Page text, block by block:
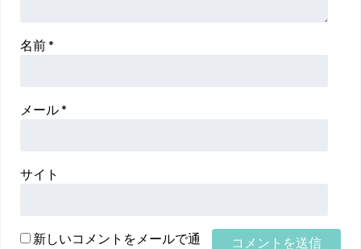
名前*
メール*
サイト
新しいコメントをメールで通